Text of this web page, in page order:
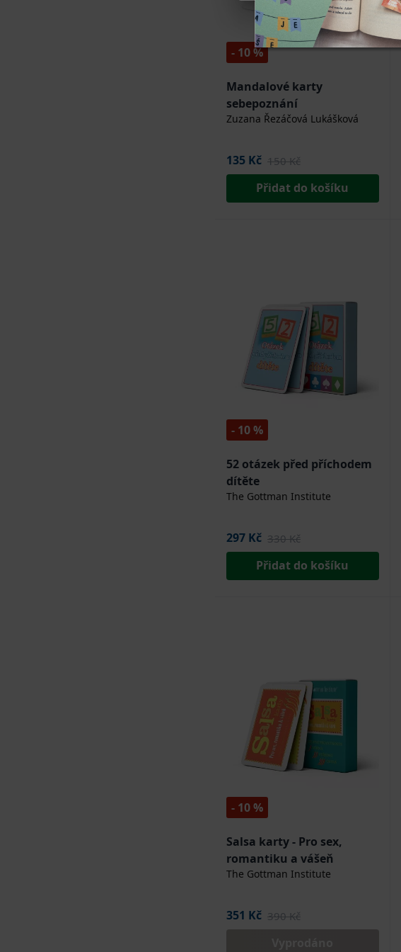
- 10 %
Mandalové karty
sebepoznání
Zuzana Řezáčová Lukášková
135 Kč 150 Kč
Přidat do košíku
- 10 %
52 otázek před příchodem
dítěte
The Gottman Institute
297 Kč 330 Kč
Přidat do košíku
- 10 %
Salsa karty - Pro sex,
romantiku a vášeň
The Gottman Institute
351 Kč 390 Kč